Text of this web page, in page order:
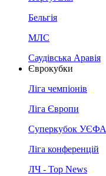
Бельгія
МЛС
Саудівська Аравія
Єврокубки
Ліга чемпіонів
Ліга Європи
Суперкубок УЄФА
Ліга конференцій
ЛЧ - Top News